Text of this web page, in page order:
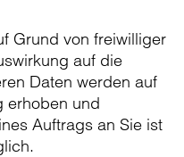
Grund von freiwilliger
auf die
Daten werden auf
erhoben und
Auftrags an Sie ist